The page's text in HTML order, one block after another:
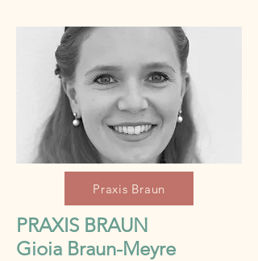
Praxis Braun
PRAXIS BRAUN
Gioia Braun-Meyre